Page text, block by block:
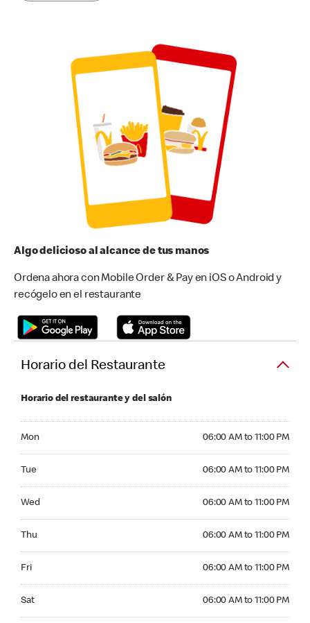
Algo delicioso al alcance de tus manos
Ordena ahora con Mobile Order & Pay en iOS o Android y
recógelo en el restaurante
Horario del Restaurante
Horario del restaurante y del salón
Mon 06:00 AM to 11:00 PM
Tue 06:00 AM to 11:00 PM
Wed 06:00 AM to 11:00 PM
Thu 06:00 AM to 11:00 PM
Fri 06:00 AM to 11:00 PM
Sat 06:00 AM to 11:00 PM